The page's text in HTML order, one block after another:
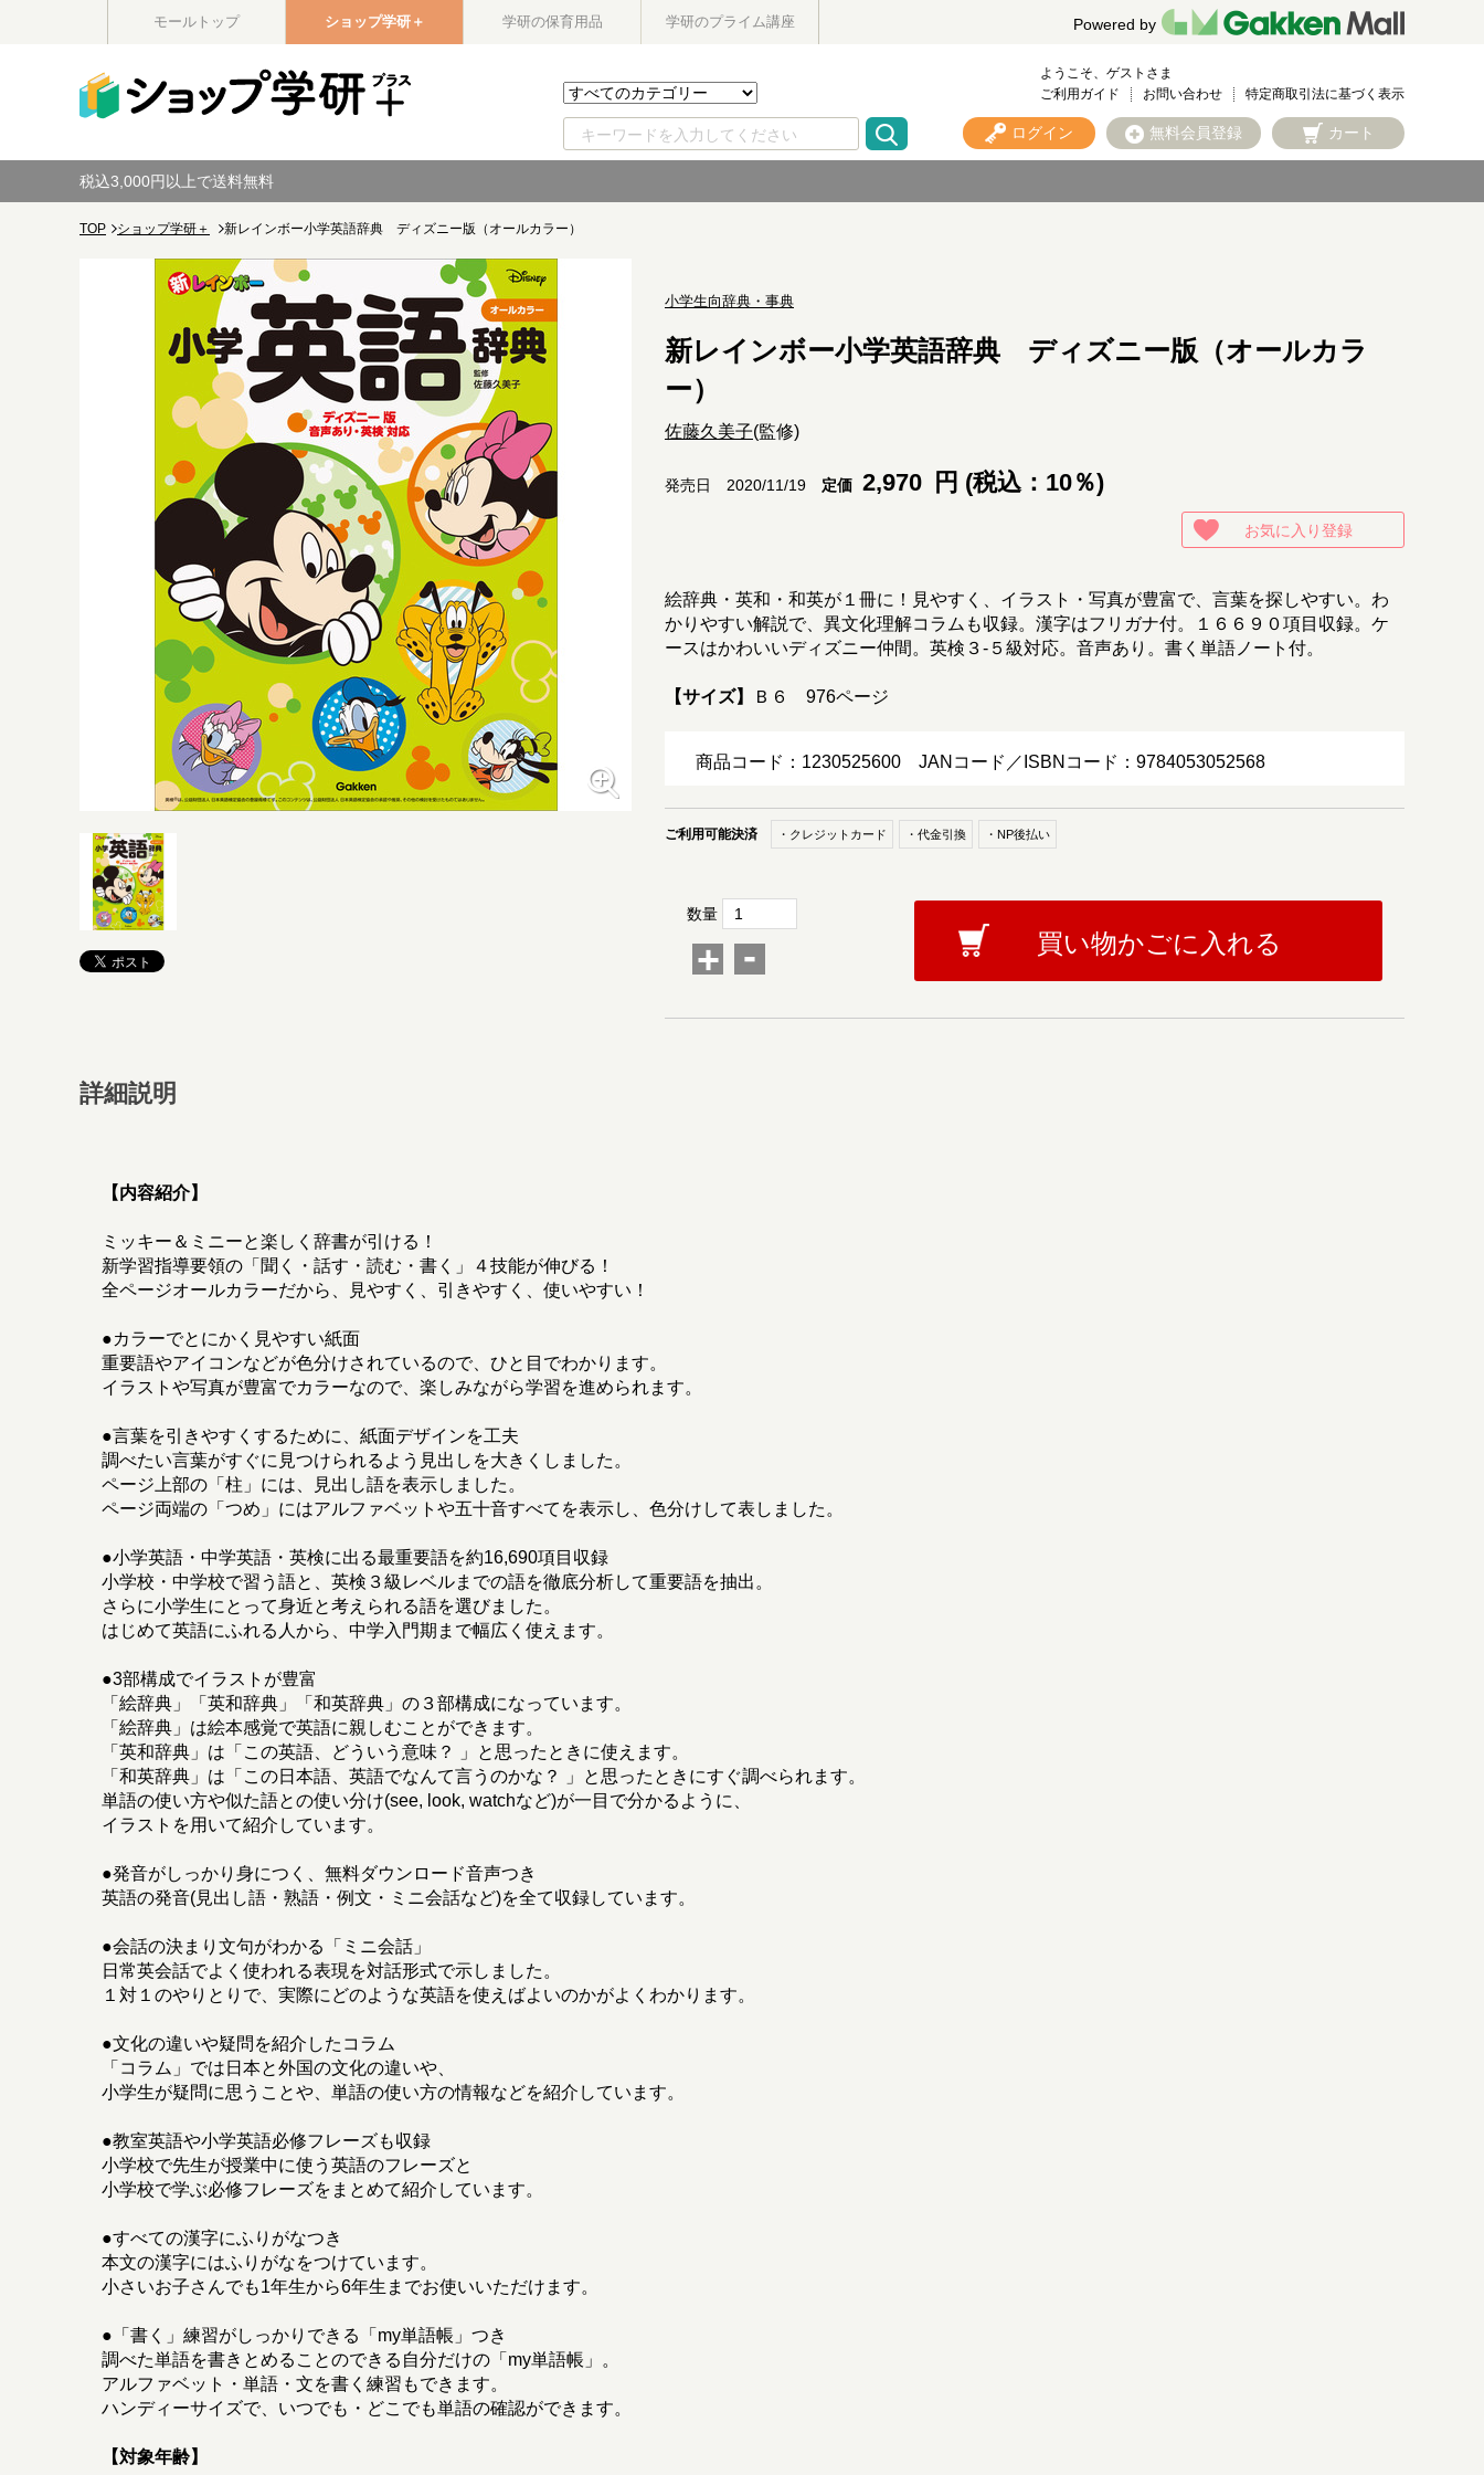
モールトップ ショップ学研＋ 学研の保育用品 学研のプライム講座 Powered by
ようこそ、ゲストさま
ご利用ガイド
お問い合わせ 特定商取引法に基づく表示
ログイン 無料会員登録 カート
税込3,000円以上で送料無料
TOP ショップ学研＋ 新レインボー小学英語辞典 ディズニー版（オールカラー）
小学生向辞典・事典
新レインボー小学英語辞典 ディズニー版（オールカラ
ー）
佐藤久美子(監修)
発売日 2020/11/19 定価 2,970 円 (税込：10％)
お気に入り登録
絵辞典・英和・和英が１冊に！見やすく、イラスト・写真が豊富で、言葉を探しやすい。わ
かりやすい解説で、異文化理解コラムも収録。漢字はフリガナ付。１６６９０項目収録。ケ
ースはかわいいディズニー仲間。英検３-５級対応。音声あり。書く単語ノート付。
【サイズ】 Ｂ６ 976ページ
商品コード：1230525600 JANコード／ISBNコード：9784053052568
ご利用可能決済 ・クレジットカード ・代金引換 ・NP後払い
数量
+ - 買い物かごに入れる
詳細説明
【内容紹介】
ミッキー＆ミニーと楽しく辞書が引ける！
新学習指導要領の「聞く・話す・読む・書く」４技能が伸びる！
全ページオールカラーだから、見やすく、引きやすく、使いやすい！
●カラーでとにかく見やすい紙面
重要語やアイコンなどが色分けされているので、ひと目でわかります。
イラストや写真が豊富でカラーなので、楽しみながら学習を進められます。
●言葉を引きやすくするために、紙面デザインを工夫
調べたい言葉がすぐに見つけられるよう見出しを大きくしました。
ページ上部の「柱」には、見出し語を表示しました。
ページ両端の「つめ」にはアルファベットや五十音すべてを表示し、色分けして表しました。
●小学英語・中学英語・英検に出る最重要語を約16,690項目収録
小学校・中学校で習う語と、英検３級レベルまでの語を徹底分析して重要語を抽出。
さらに小学生にとって身近と考えられる語を選びました。
はじめて英語にふれる人から、中学入門期まで幅広く使えます。
●3部構成でイラストが豊富
「絵辞典」「英和辞典」「和英辞典」の３部構成になっています。
「絵辞典」は絵本感覚で英語に親しむことができます。
「英和辞典」は「この英語、どういう意味？ 」と思ったときに使えます。
「和英辞典」は「この日本語、英語でなんて言うのかな？ 」と思ったときにすぐ調べられます。
単語の使い方や似た語との使い分け(see, look, watchなど)が一目で分かるように、
イラストを用いて紹介しています。
●発音がしっかり身につく、無料ダウンロード音声つき
英語の発音(見出し語・熟語・例文・ミニ会話など)を全て収録しています。
●会話の決まり文句がわかる「ミニ会話」
日常英会話でよく使われる表現を対話形式で示しました。
１対１のやりとりで、実際にどのような英語を使えばよいのかがよくわかります。
●文化の違いや疑問を紹介したコラム
「コラム」では日本と外国の文化の違いや、
小学生が疑問に思うことや、単語の使い方の情報などを紹介しています。
●教室英語や小学英語必修フレーズも収録
小学校で先生が授業中に使う英語のフレーズと
小学校で学ぶ必修フレーズをまとめて紹介しています。
●すべての漢字にふりがなつき
本文の漢字にはふりがなをつけています。
小さいお子さんでも1年生から6年生までお使いいただけます。
●「書く」練習がしっかりできる「my単語帳」つき
調べた単語を書きとめることのできる自分だけの「my単語帳」。
アルファベット・単語・文を書く練習もできます。
ハンディーサイズで、いつでも・どこでも単語の確認ができます。
【対象年齢】